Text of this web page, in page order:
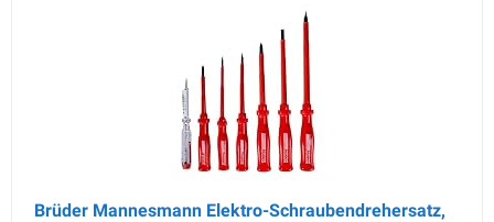
Brüder Mannesmann Elektro-Schraubendrehersatz,